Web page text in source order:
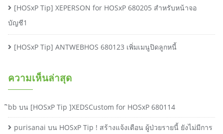
[HOSxP Tip] XEPERSON for HOSxP 680205 สำหรับหน้าจอ
บัญชี1
[HOSxP Tip] ANTWEBHOS 680123 เพิ่มเมนูปิดลูกหนี้
ความเห็นล่าสุด
ิbb บน [HOSxP Tip ]XEDSCustom for HOSxP 680114
purisanai บน HOSxP Tip ! สร้างแจ้งเตือน ผู้ป่วยรายนี้ ยังไม่มีการ